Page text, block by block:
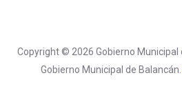
Copyright © 2026 Gobierno Municipal
Gobierno Municipal de Balancán.